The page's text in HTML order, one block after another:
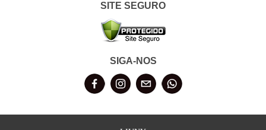
SITE SEGURO
SIGA-NOS